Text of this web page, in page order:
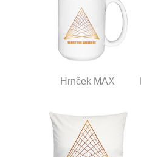
Hrnček MAX